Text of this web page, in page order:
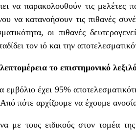
να παρακολουθούν τις μελέτες
να κατανοήσουν τις πιθανές
οι πιθανές
τον ιό και την
το επιστημονικό
εμβόλιο έχει 95%
πότε αρχίζουμε να έχουμε
στον τομέα της